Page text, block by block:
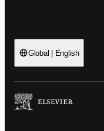
Global | English